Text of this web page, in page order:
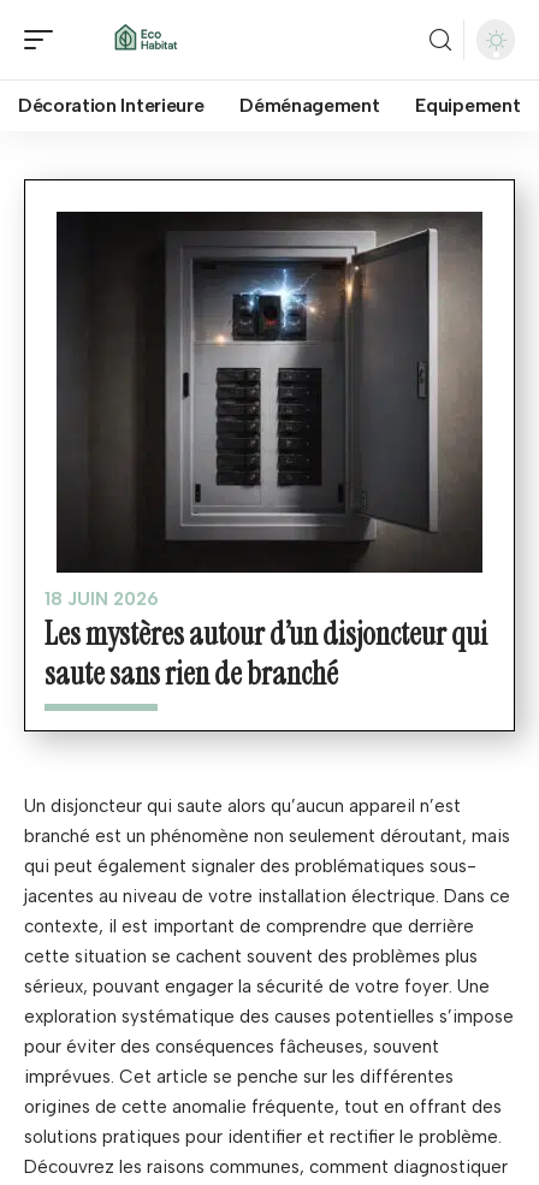
Décoration Interieure Déménagement Equipement
18 JUIN 2026
Les mystères autour d’un disjoncteur qui
saute sans rien de branché
Un disjoncteur qui saute alors qu’aucun appareil n’est
branché est un phénomène non seulement déroutant, mais
qui peut également signaler des problématiques sous-
jacentes au niveau de votre installation électrique. Dans ce
contexte, il est important de comprendre que derrière
cette situation se cachent souvent des problèmes plus
sérieux, pouvant engager la sécurité de votre foyer. Une
exploration systématique des causes potentielles s’impose
pour éviter des conséquences fâcheuses, souvent
imprévues. Cet article se penche sur les différentes
origines de cette anomalie fréquente, tout en offrant des
solutions pratiques pour identifier et rectifier le problème.
Découvrez les raisons communes, comment diagnostiquer